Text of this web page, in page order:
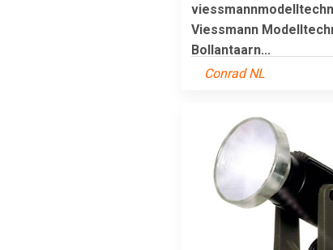
Viessmann
Bollantaarn...
Conrad NL